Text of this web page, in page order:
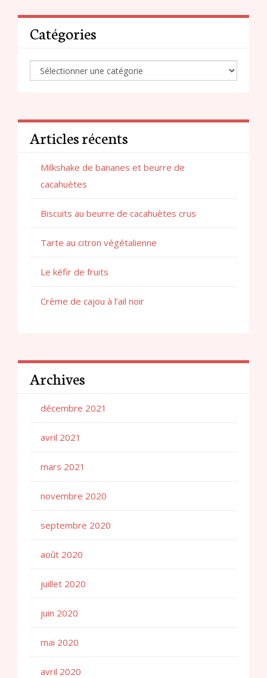
Catégories
Articles récents
Milkshake de bananes et beurre de
cacahuètes
Biscuits au beurre de cacahuètes crus
Tarte au citron végétalienne
Le kéfir de fruits
Crème de cajou à l’ail noir
Archives
décembre 2021
avril 2021
mars 2021
novembre 2020
septembre 2020
août 2020
juillet 2020
juin 2020
mai 2020
avril 2020